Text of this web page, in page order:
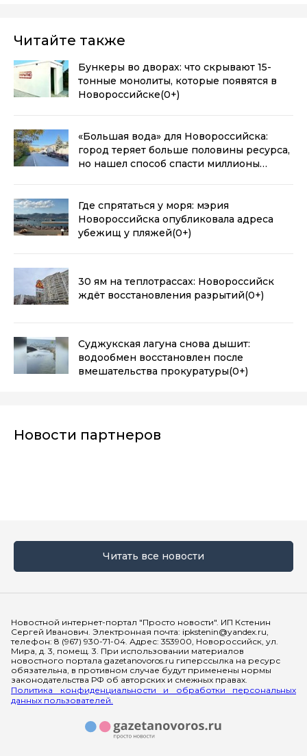
Читайте также
Бункеры во дворах: что скрывают 15-
тонные монолиты, которые появятся в
Новороссийске(0+)
«Большая вода» для Новороссийска:
город теряет больше половины ресурса,
но нашел способ спасти миллионы
Где спрятаться у моря: мэрия
Новороссийска опубликовала адреса
убежищ у пляжей(0+)
30 ям на теплотрассах: Новороссийск
ждёт восстановления разрытий(0+)
Суджукская лагуна снова дышит:
водообмен восстановлен после
вмешательства прокуратуры(0+)
Новости партнеров
Читать все новости
Новостной интернет-портал "Просто новости". ИП Кстенин
Сергей Иванович. Электронная почта: ipkstenin@yandex.ru,
телефон: 8 (967) 930-71-04. Адрес: 353900, Новороссийск, ул.
Мира, д. 3, помещ. 3. При использовании материалов
новостного портала gazetanovoros.ru гиперссылка на ресурс
обязательна, в противном случае будут применены нормы
законодательства РФ об авторских и смежных правах.
Политика конфиденциальности и обработки персональных
данных пользователей.